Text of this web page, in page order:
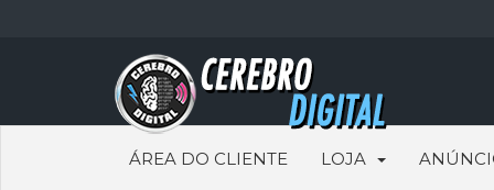
ÁREA DO CLIENTE LOJA